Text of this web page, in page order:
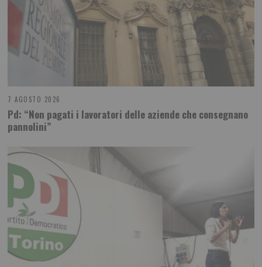
7 AGOSTO 2026
Pd: “Non pagati i lavoratori delle aziende che consegnano
pannolini”